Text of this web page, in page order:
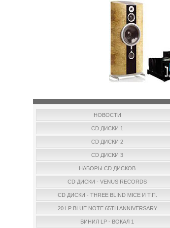
НОВОСТИ
CD ДИСКИ 1
CD ДИСКИ 2
CD ДИСКИ 3
НАБОРЫ CD ДИСКОВ
CD ДИСКИ - VENUS RECORDS
CD ДИСКИ - THREE BLIND MICE И Т.П.
20 LP BLUE NOTE 65TH ANNIVERSARY
ВИНИЛ LP - ВОКАЛ 1